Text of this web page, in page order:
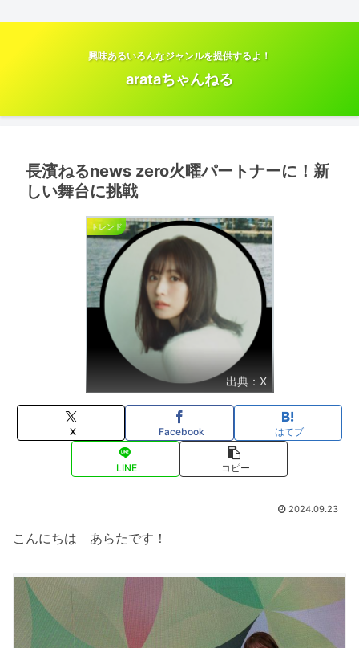
興味あるいろんなジャンルを提供するよ！
arataちゃんねる
長濱ねるnews zero火曜パートナーに！新
しい舞台に挑戦
トレンド
出典：X
X Facebook はてブ
LINE コピー
2024.09.23
こんにちは あらたです！